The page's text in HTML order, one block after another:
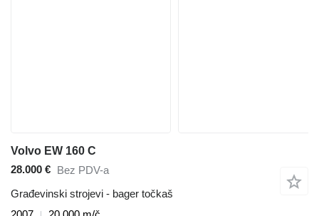
Volvo EW 160 C
28.000 € Bez PDV-a
Građevinski strojevi - bager točkaš